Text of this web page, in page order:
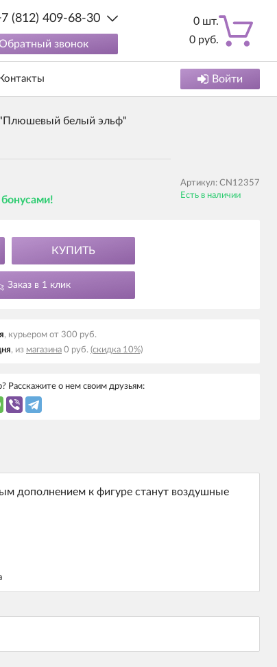
(812) 409-68-30
звонок
0 шт.
0 руб.
Контакты Войти
белый эльф"
Артикул: CN12357
Есть в наличии
КУПИТЬ
Заказ в 1 клик
, курьером от 300 руб.
, из магазина 0 руб. (скидка 10%)
Расскажите о нем своим друзьям:
дополнением к фигуре станут воздушные